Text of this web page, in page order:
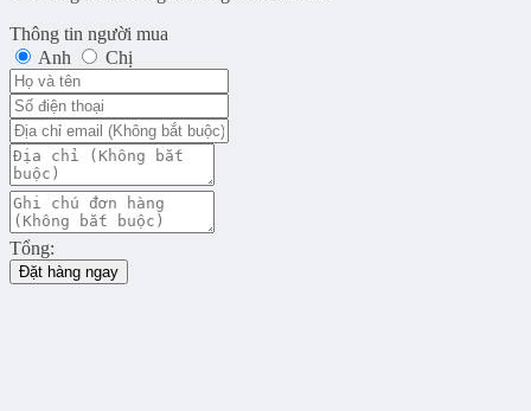
Thông tin người mua
Anh
Chị
Tổng:
Đặt hàng ngay